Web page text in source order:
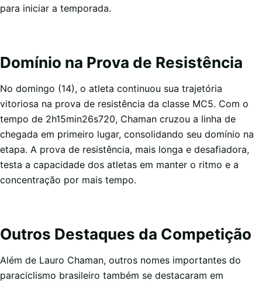
para iniciar a temporada.
Domínio na Prova de Resistência
No domingo (14), o atleta continuou sua trajetória
vitoriosa na prova de resistência da classe MC5. Com o
tempo de 2h15min26s720, Chaman cruzou a linha de
chegada em primeiro lugar, consolidando seu domínio na
etapa. A prova de resistência, mais longa e desafiadora,
testa a capacidade dos atletas em manter o ritmo e a
concentração por mais tempo.
Outros Destaques da Competição
Além de Lauro Chaman, outros nomes importantes do
paraciclismo brasileiro também se destacaram em